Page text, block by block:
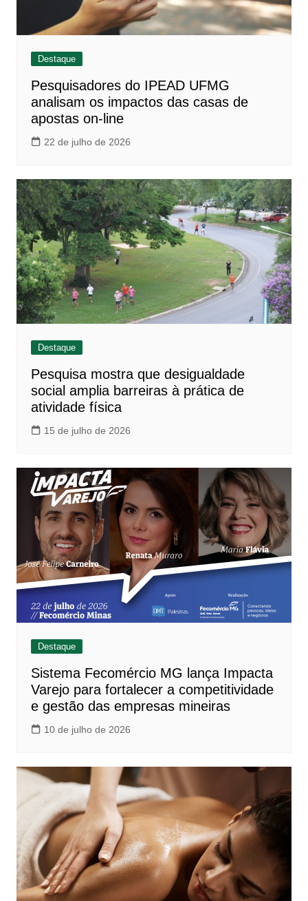
Destaque
Pesquisadores do IPEAD UFMG
analisam os impactos das casas de
apostas on-line
22 de julho de 2026
Destaque
Pesquisa mostra que desigualdade
social amplia barreiras à prática de
atividade física
15 de julho de 2026
Destaque
Sistema Fecomércio MG lança Impacta
Varejo para fortalecer a competitividade
e gestão das empresas mineiras
10 de julho de 2026